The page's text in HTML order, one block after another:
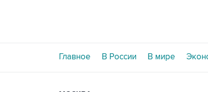
Главное В России В мире